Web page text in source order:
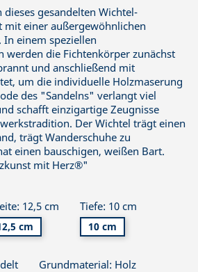
dieses gesandelten Wichtel-
mit einer außergewöhnlichen
einem speziellen
werden die Fichtenkörper zunächst
und anschließend mit
um die individuelle Holzmaserung
des "Sandelns" verlangt viel
schafft einzigartige Zeugnisse
Der Wichtel trägt einen
trägt Wanderschuhe zu
einen bauschigen, weißen Bart.
mit Herz®"
12,5 cm
cm
Tiefe: 10 cm
10 cm
Grundmaterial: Holz